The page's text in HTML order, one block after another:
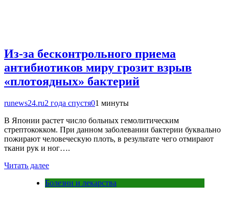
Из-за бесконтрольного приема
антибиотиков миру грозит взрыв
«плотоядных» бактерий
runews24.ru2 года спустя01 минуты
В Японии растет число больных гемолитическим
стрептококком. При данном заболевании бактерии буквально
пожирают человеческую плоть, в результате чего отмирают
ткани рук и ног….
Читать далее
Болезни и лекарства